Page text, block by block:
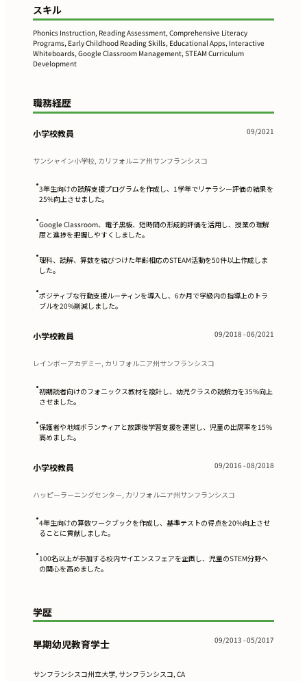
スキル
Phonics Instruction, Reading Assessment, Comprehensive Literacy
Programs, Early Childhood Reading Skills, Educational Apps, Interactive
Whiteboards, Google Classroom Management, STEAM Curriculum
Development
職務経歴
小学校教員 09/2021
サンシャイン小学校, カリフォルニア州サンフランシスコ
•3年生向けの読解支援プログラムを作成し、1学年でリテラシー評価の結果を
25%向上させました。
•Google Classroom、電子黒板、短時間の形成的評価を活用し、授業の理解
度と進捗を把握しやすくしました。
•理科、読解、算数を結びつけた年齢相応のSTEAM活動を50件以上作成しま
した。
•ポジティブな行動支援ルーティンを導入し、6か月で学級内の指導上のトラ
ブルを20%削減しました。
小学校教員 09/2018 - 06/2021
レインボーアカデミー, カリフォルニア州サンフランシスコ
•初期読者向けのフォニックス教材を設計し、幼児クラスの読解力を35%向上
させました。
•保護者や地域ボランティアと放課後学習支援を運営し、児童の出席率を15%
高めました。
小学校教員 09/2016 - 08/2018
ハッピーラーニングセンター, カリフォルニア州サンフランシスコ
•4年生向けの算数ワークブックを作成し、基準テストの得点を20%向上させ
ることに貢献しました。
•100名以上が参加する校内サイエンスフェアを企画し、児童のSTEM分野へ
の関心を高めました。
学歴
早期幼児教育学士 09/2013 - 05/2017
サンフランシスコ州立大学, サンフランシスコ, CA